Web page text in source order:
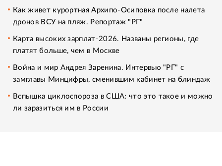
Как живет курортная Архипо-Осиповка после налета
дронов ВСУ на пляж. Репортаж "РГ"
Карта высоких зарплат-2026. Названы регионы, где
платят больше, чем в Москве
Война и мир Андрея Заренина. Интервью "РГ" с
замглавы Минцифры, сменившим кабинет на блиндаж
Вспышка циклоспороза в США: что это такое и можно
ли заразиться им в России